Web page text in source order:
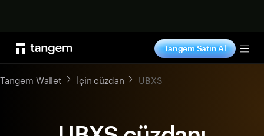
Tangem Satın Al
Tangem Wallet İçin cüzdan UBXS